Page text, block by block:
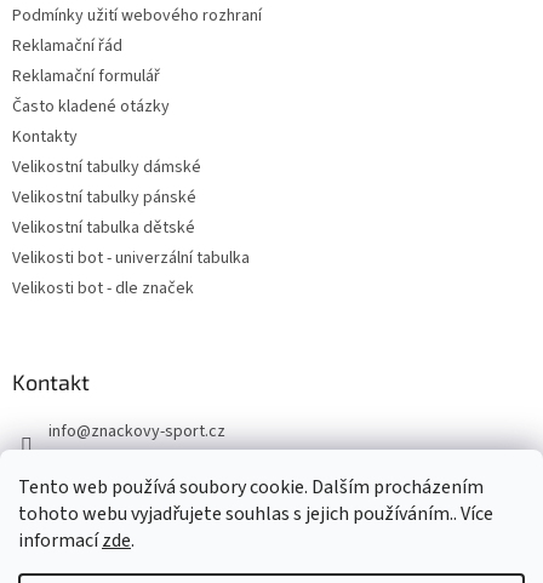
Tento web používá soubory cookie. Dalším procházením
tohoto webu vyjadřujete souhlas s jejich používáním.. Více
informacízde.
Podmínky užití webového rozhraní
Reklamační řád
Reklamační formulář
Často kladené otázky
Kontakty
Velikostní tabulky dámské
Velikostní tabulky pánské
Velikostní tabulka dětské
Velikosti bot - univerzální tabulka
Velikosti bot - dle značek
Kontakt
info@znackovy-sport.cz